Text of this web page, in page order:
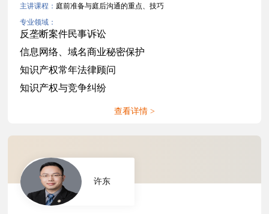
主讲课程： 庭前准备与庭后沟通的重点、技巧
专业领域：
反垄断案件民事诉讼
信息网络、域名商业秘密保护
知识产权常年法律顾问
知识产权与竞争纠纷
查看详情 >
许东